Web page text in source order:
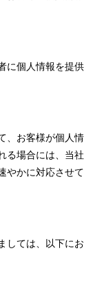
に個人情報を提供
、お客様が個人情
る場合には、当社
やかに対応させて
しては、以下にお